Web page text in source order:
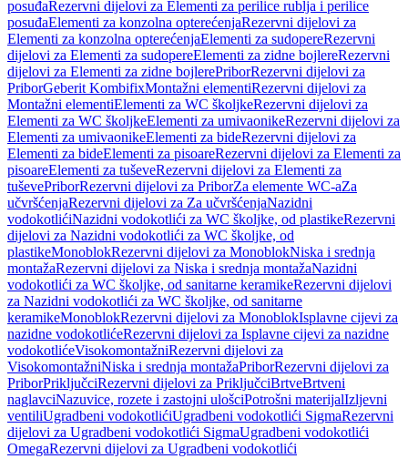
posuđaRezervni dijelovi za Elementi za perilice rublja i perilice
posuđaElementi za konzolna opterećenjaRezervni dijelovi za
Elementi za konzolna opterećenjaElementi za sudopereRezervni
dijelovi za Elementi za sudopereElementi za zidne bojlereRezervni
dijelovi za Elementi za zidne bojlerePriborRezervni dijelovi za
PriborGeberit KombifixMontažni elementiRezervni dijelovi za
Montažni elementiElementi za WC školjkeRezervni dijelovi za
Elementi za WC školjkeElementi za umivaonikeRezervni dijelovi za
Elementi za umivaonikeElementi za bideRezervni dijelovi za
Elementi za bideElementi za pisoareRezervni dijelovi za Elementi za
pisoareElementi za tuševeRezervni dijelovi za Elementi za
tuševePriborRezervni dijelovi za PriborZa elemente WC-aZa
učvršćenjaRezervni dijelovi za Za učvršćenjaNazidni
vodokotlićiNazidni vodokotlići za WC školjke, od plastikeRezervni
dijelovi za Nazidni vodokotlići za WC školjke, od
plastikeMonoblokRezervni dijelovi za MonoblokNiska i srednja
montažaRezervni dijelovi za Niska i srednja montažaNazidni
vodokotlići za WC školjke, od sanitarne keramikeRezervni dijelovi
za Nazidni vodokotlići za WC školjke, od sanitarne
keramikeMonoblokRezervni dijelovi za MonoblokIsplavne cijevi za
nazidne vodokotlićeRezervni dijelovi za Isplavne cijevi za nazidne
vodokotlićeVisokomontažniRezervni dijelovi za
VisokomontažniNiska i srednja montažaPriborRezervni dijelovi za
PriborPriključciRezervni dijelovi za PriključciBrtveBrtveni
naglavciNazuvice, rozete i zastojni ulošciPotrošni materijalIzljevni
ventiliUgradbeni vodokotlićiUgradbeni vodokotlići SigmaRezervni
dijelovi za Ugradbeni vodokotlići SigmaUgradbeni vodokotlići
OmegaRezervni dijelovi za Ugradbeni vodokotlići